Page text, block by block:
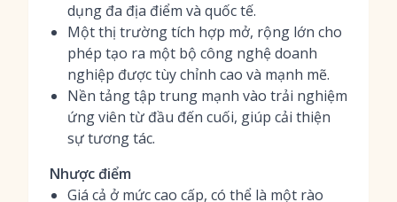
dụng đa địa điểm và quốc tế.
Một thị trường tích hợp mở, rộng lớn cho
phép tạo ra một bộ công nghệ doanh
nghiệp được tùy chỉnh cao và mạnh mẽ.
Nền tảng tập trung mạnh vào trải nghiệm
ứng viên từ đầu đến cuối, giúp cải thiện
sự tương tác.
Nhược điểm
Giá cả ở mức cao cấp, có thể là một rào